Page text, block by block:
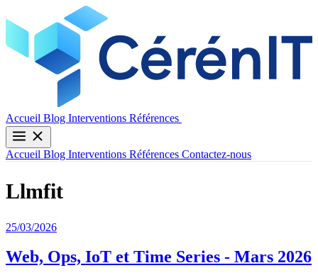
Accueil Blog Interventions Références
Accueil Blog Interventions Références Contactez-nous
Llmfit
25/03/2026
Web, Ops, IoT et Time Series - Mars 2026